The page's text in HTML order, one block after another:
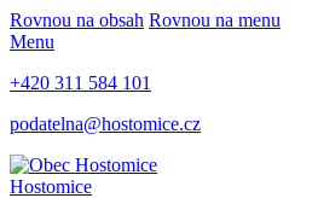
Rovnou na obsah Rovnou na menu
Menu
+420 311 584 101
podatelna@hostomice.cz
Hostomice